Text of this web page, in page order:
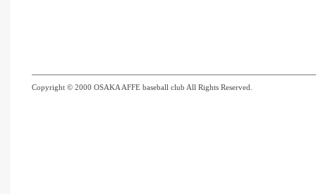
Copyright © 2000 OSAKA AFFE baseball club All Rights Reserved.